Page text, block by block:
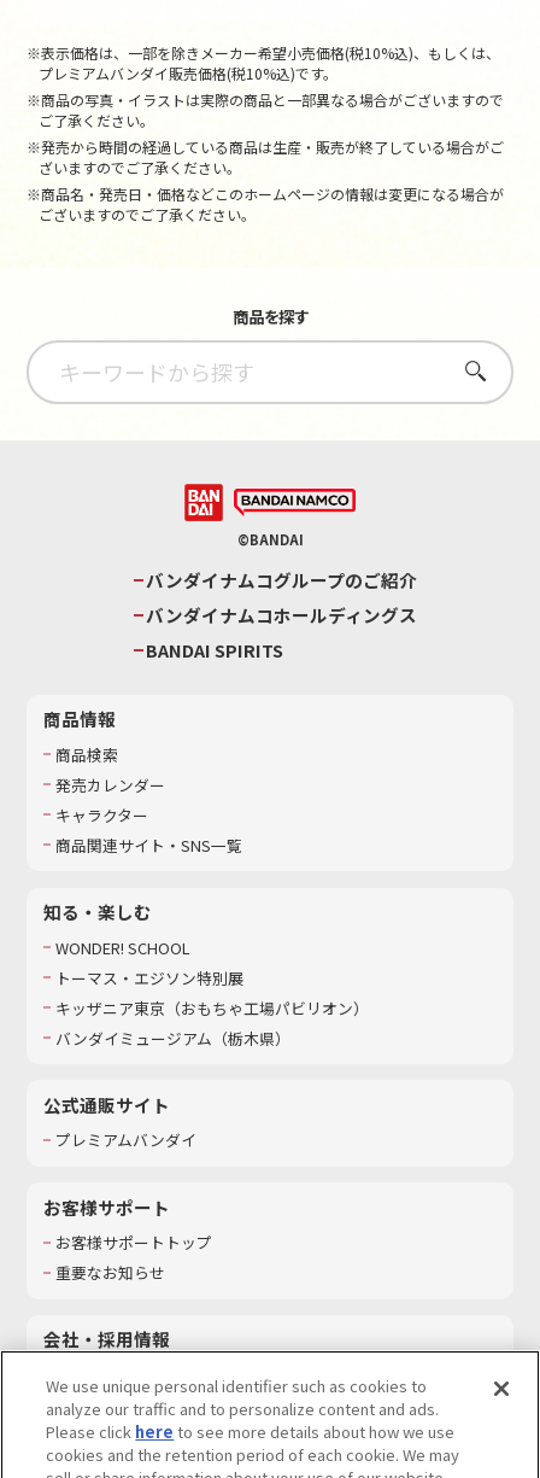
※表示価格は、一部を除きメーカー希望小売価格(税10%込)、もしくは、
プレミアムバンダイ販売価格(税10%込)です。
※商品の写真・イラストは実際の商品と一部異なる場合がございますので
ご了承ください。
※発売から時間の経過している商品は生産・販売が終了している場合がご
ざいますのでご了承ください。
※商品名・発売日・価格などこのホームページの情報は変更になる場合が
ございますのでご了承ください。
商品を探す
さがす
©BANDAI
バンダイナムコグループのご紹介
バンダイナムコホールディングス
BANDAI SPIRITS
商品情報
商品検索
発売カレンダー
キャラクター
商品関連サイト・SNS一覧
知る・楽しむ
WONDER! SCHOOL
トーマス・エジソン特別展
キッザニア東京（おもちゃ工場パビリオン）​
バンダイミュージアム（栃木県）
公式通販サイト
プレミアムバンダイ
お客様サポート
お客様サポートトップ
重要なお知らせ
会社・採用情報
採用情報
サステナビリティ
お問い合わせ
We use unique personal identifier such as cookies to
analyze our traffic and to personalize content and ads.
Please click here to see more details about how we use
cookies and the retention period of each cookie. We may